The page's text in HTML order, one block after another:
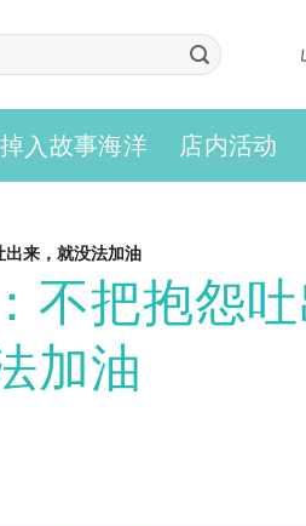
掉入故事海洋 店内活动
来，就没法加油
不把抱怨吐
加油